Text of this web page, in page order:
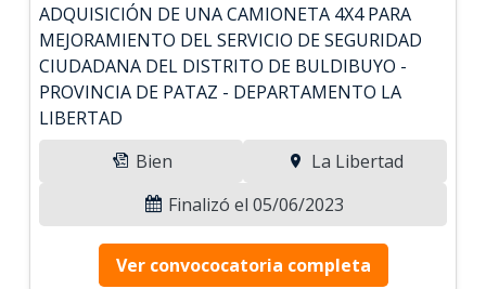
ADQUISICIÓN DE UNA CAMIONETA 4X4 PARA
MEJORAMIENTO DEL SERVICIO DE SEGURIDAD
CIUDADANA DEL DISTRITO DE BULDIBUYO -
PROVINCIA DE PATAZ - DEPARTAMENTO LA
LIBERTAD
Bien
La Libertad
Finalizó el 05/06/2023
Ver convococatoria completa